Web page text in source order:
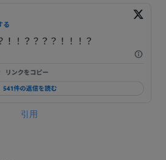
引用